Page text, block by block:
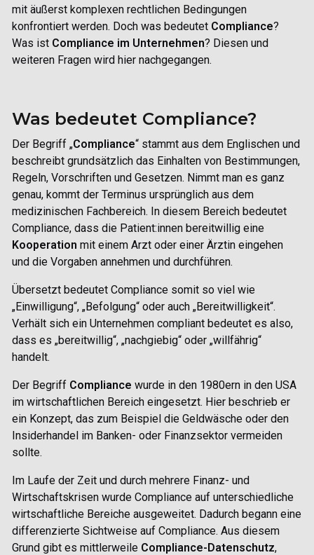
mit äußerst komplexen rechtlichen Bedingungen
konfrontiert werden. Doch was bedeutet Compliance?
Was ist Compliance im Unternehmen? Diesen und
weiteren Fragen wird hier nachgegangen.
Was bedeutet Compliance?
Der Begriff „Compliance“ stammt aus dem Englischen und
beschreibt grundsätzlich das Einhalten von Bestimmungen,
Regeln, Vorschriften und Gesetzen. Nimmt man es ganz
genau, kommt der Terminus ursprünglich aus dem
medizinischen Fachbereich. In diesem Bereich bedeutet
Compliance, dass die Patient:innen bereitwillig eine
Kooperation mit einem Arzt oder einer Ärztin eingehen
und die Vorgaben annehmen und durchführen.
Übersetzt bedeutet Compliance somit so viel wie
„Einwilligung“, „Befolgung“ oder auch „Bereitwilligkeit“.
Verhält sich ein Unternehmen compliant bedeutet es also,
dass es „bereitwillig“, „nachgiebig“ oder „willfährig“
handelt.
Der Begriff Compliance wurde in den 1980ern in den USA
im wirtschaftlichen Bereich eingesetzt. Hier beschrieb er
ein Konzept, das zum Beispiel die Geldwäsche oder den
Insiderhandel im Banken- oder Finanzsektor vermeiden
sollte.
Im Laufe der Zeit und durch mehrere Finanz- und
Wirtschaftskrisen wurde Compliance auf unterschiedliche
wirtschaftliche Bereiche ausgeweitet. Dadurch begann eine
differenzierte Sichtweise auf Compliance. Aus diesem
Grund gibt es mittlerweile Compliance-Datenschutz,